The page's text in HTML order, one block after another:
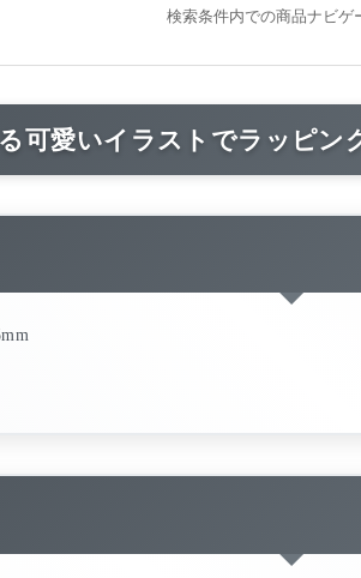
検索条件内での商品ナビゲ
可愛いイラストでラッピン